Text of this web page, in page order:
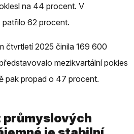
na 44 procent. V
62 procent.
čtvrtletí 2025 činila 169 600
mezikvartální pokles
pak propad o 47 procent.
průmyslových